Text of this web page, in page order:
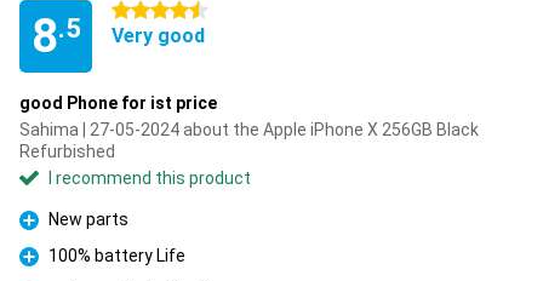
8.5
4.5 stars
Very good
good Phone for ist price
Sahima | 27-05-2024 about the Apple iPhone X 256GB Black
Refurbished
I recommend this product
Pro
New parts
Pro
100% battery Life